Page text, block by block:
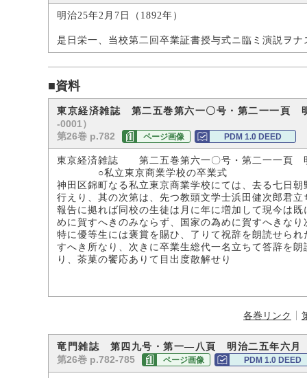
明治25年2月7日（1892年）
是日栄一、当校第二回卒業証書授与式ニ臨ミ演説ヲナ
■資料
東京経済雑誌 第二五巻第六一〇号・第二一一頁
-0001）
第26巻 p.782
ページ画像 PDM 1.0 DEED
東京経済雑誌 第二五巻第六一〇号・第二一一頁
○私立東京商業学校の卒業式
神田区錦町なる私立東京商業学校にては、去る七日
行えり、其の次第は、先つ教頭文学士浜田健次郎君
報告に拠れば同校の生徒は月に年に増加して現今は
めに賀すへきのみならず、国家の為めに賀すへきな
特に優等生には褒賞を賜ひ、了りて祝辞を朗読せら
すへき所なり、次きに卒業生総代一名立ちて答辞を
り、茶菓の饗応ありて目出度散解せり
各巻リンク
竜門雑誌 第四九号・第一―八頁 明治二五年六
第26巻 p.782-785 ページ画像 PDM 1.0 DEED